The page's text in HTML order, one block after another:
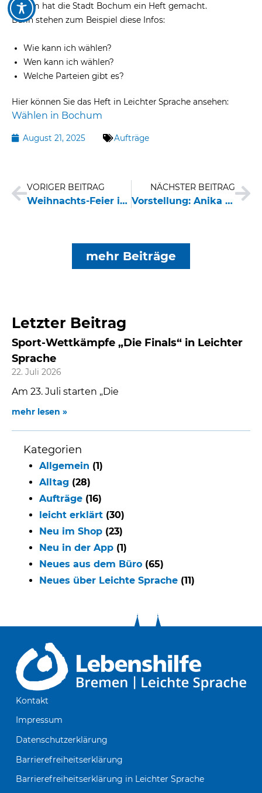
Letzter Beitrag
Sport-Wettkämpfe „Die Finals“ in Leichter
Sprache
22. Juli 2026
Am 23. Juli starten „Die
mehr lesen »
Kategorien
Allgemein (1)
Alltag (28)
Aufträge (16)
leicht erklärt (30)
Neu im Shop (23)
Neu in der App (1)
Neues aus dem Büro (65)
Neues über Leichte Sprache (11)
Darum hat die Stadt Bochum ein Heft gemacht.
Darin stehen zum Beispiel diese Infos:
Wie kann ich wählen?
Wen kann ich wählen?
Welche Parteien gibt es?
Hier können Sie das Heft in Leichter Sprache ansehen:
Wählen in Bochum
August 21, 2025 Aufträge
Zurück
VORIGER BEITRAG
Weihnachts-Feier im Sommer
NÄCHSTER BEITRAG
Vorstellung: Anika Huskamp
mehr Beiträge
Kontakt
Impressum
Datenschutzerklärung
Barrierefreiheitserklärung
Barrierefreiheitserklärung in Leichter Sprache